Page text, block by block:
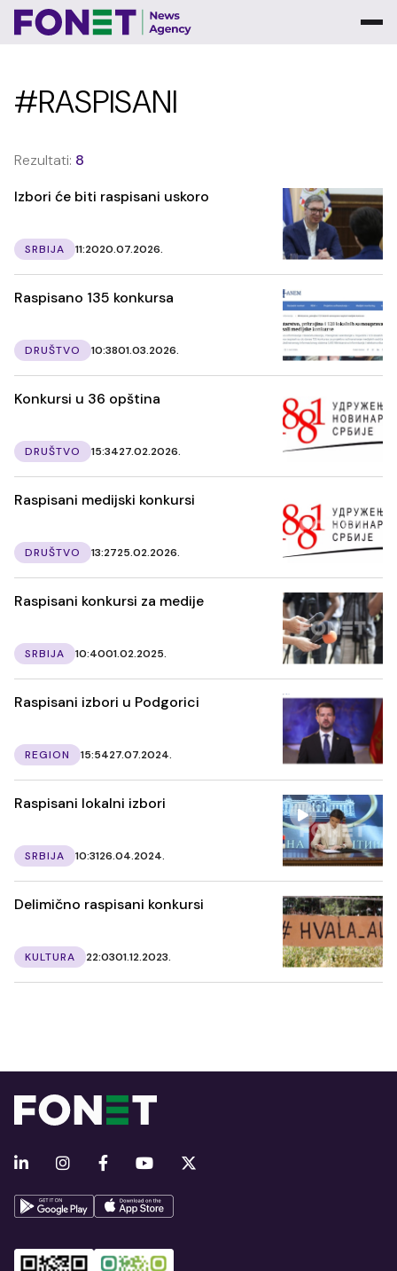
#RASPISANI
Rezultati: 8
Izbori će biti raspisani uskoro
SRBIJA 11:2020.07.2026.
Raspisano 135 konkursa
DRUŠTVO 10:3801.03.2026.
Konkursi u 36 opština
DRUŠTVO 15:3427.02.2026.
Raspisani medijski konkursi
DRUŠTVO 13:2725.02.2026.
Raspisani konkursi za medije
SRBIJA 10:4001.02.2025.
Raspisani izbori u Podgorici
REGION 15:5427.07.2024.
Raspisani lokalni izbori
SRBIJA 10:3126.04.2024.
Delimično raspisani konkursi
KULTURA 22:0301.12.2023.